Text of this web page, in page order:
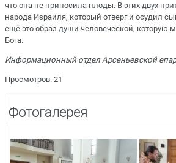
что она не приносила плоды. В этих двух
народа Израиля, который отверг и осудил
ещё это образ души человеческой, которую
Бога.
Информационный отдел Арсеньевской
Просмотров: 21
Фотогалерея